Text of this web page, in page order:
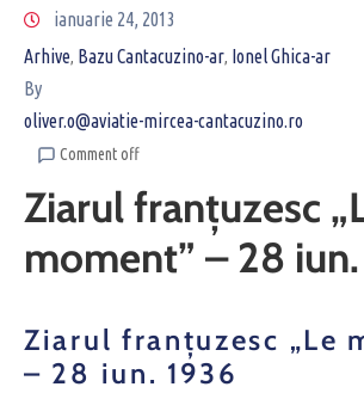
ianuarie 24, 2013
Arhive‚ Bazu Cantacuzino-ar‚ Ionel Ghica-ar
By
oliver.o@aviatie-mircea-cantacuzino.ro
Comment off
Ziarul franţuzesc
moment” – 28
Ziarul franţuzesc „Le
– 28 iun. 1936